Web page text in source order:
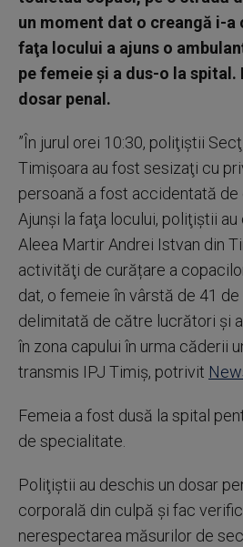
un moment dat o creangă i-a
faţa locului a ajuns o
pe femeie şi a dus-o la
dosar penal.
”În jurul orei 10:30, poliţiştii
Timişoara au fost sesizaţi cu
persoană a fost accidentată de
Ajunşi la faţa locului, poliţiştii
Aleea Martir Andrei Istvan din
activităţi de curățare a
dat, o femeie în vârstă de 41
delimitată de către lucrători şi
în zona capului în urma căderii
transmis IPJ Timiş, potrivit
Femeia a fost dusă la spital
de specialitate.
Poliţiştii au deschis un dosar
corporală din culpă şi fac
nerespectarea măsurilor de